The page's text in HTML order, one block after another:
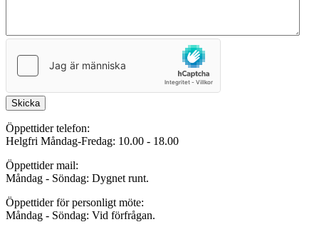
Skicka
Öppettider telefon:
Helgfri Måndag-Fredag: 10.00 - 18.00
Öppettider mail:
Måndag - Söndag: Dygnet runt.
Öppettider för personligt möte:
Måndag - Söndag: Vid förfrågan.